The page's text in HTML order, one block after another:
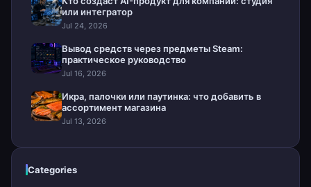
или интегратор
Jul 24, 2026
Вывод средств через предметы Steam:
практическое руководство
Jul 16, 2026
Икра, палочки или паутинка: что добавить в
ассортимент магазина
Jul 13, 2026
Categories